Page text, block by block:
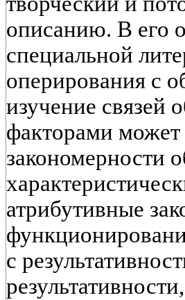
описанию. В его
специальной
оперирования с
изучение связей
факторами может
закономерности
атрибутивные
с